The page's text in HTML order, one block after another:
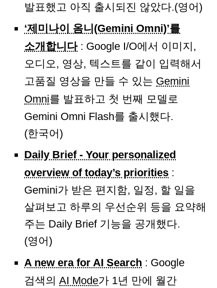
발표했고 아직 출시되진 않았다.(영어)
‘제미나이 옴니(Gemini Omni)’를
소개합니다: Google I/O에서 이미지,
오디오, 영상, 텍스트를 같이 입력해서
고품질 영상을 만들 수 있는 Gemini
Omni를 발표하고 첫 번째 모델로
Gemini Omni Flash를 출시했다.
(한국어)
Daily Brief - Your personalized
overview of today’s priorities :
Gemini가 받은 편지함, 일정, 할 일을
살펴보고 하루의 우선순위 등을 요약해
주는 Daily Brief 기능을 공개했다.
(영어)
A new era for AI Search : Google
검색의 AI Mode가 1년 만에 월간